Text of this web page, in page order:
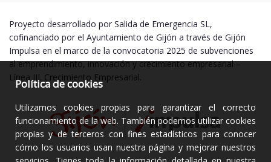
Política de cookies
Utilizamos cookies propias para garantizar el correcto
funcionamiento de la web. También podemos utilizar cookies
propias y de terceros con fines estadísticos para conocer
cómo los usuarios usan nuestra página y mejorar nuestros
Proyecto desarrollado por Salida de Emergencia SL,
cofinanciado por el Ayuntamiento de Gijón a través de Gijón
Impulsa en el marco de la convocatoria 2025 de subvenciones
al emprendimiento, innovación y crecimiento empresarial –
Línea III. Crecimiento Empresarial.